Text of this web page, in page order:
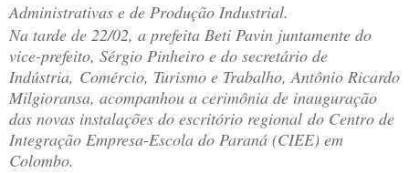
Administrativas e de Produção Industrial.
Na tarde de 22/02, a prefeita Beti Pavin juntamente do
vice-prefeito, Sérgio Pinheiro e do secretário de
Indústria, Comércio, Turismo e Trabalho, Antônio Ricardo
Milgioransa, acompanhou a cerimônia de inauguração
das novas instalações do escritório regional do Centro de
Integração Empresa-Escola do Paraná (CIEE) em
Colombo.